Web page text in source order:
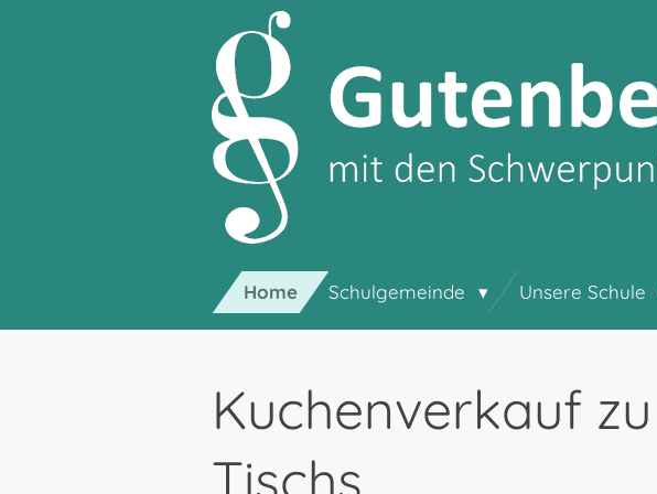
Home Schulgemeinde Unsere Schule
Kuchenverkauf
Tischs